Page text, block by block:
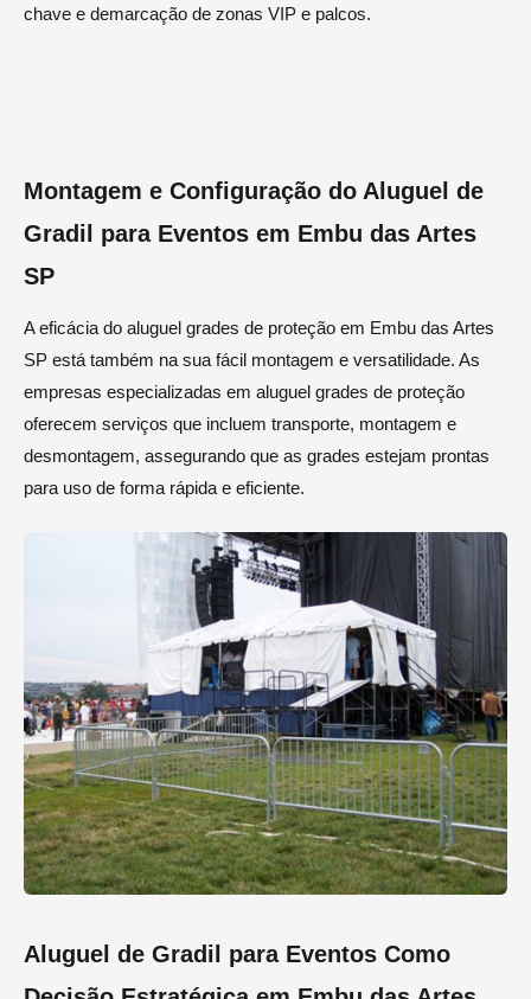
chave e demarcação de zonas VIP e palcos.
Montagem e Configuração do Aluguel de
Gradil para Eventos em Embu das Artes
SP
A eficácia do aluguel grades de proteção em Embu das Artes
SP está também na sua fácil montagem e versatilidade. As
empresas especializadas em aluguel grades de proteção
oferecem serviços que incluem transporte, montagem e
desmontagem, assegurando que as grades estejam prontas
para uso de forma rápida e eficiente.
Aluguel de Gradil para Eventos Como